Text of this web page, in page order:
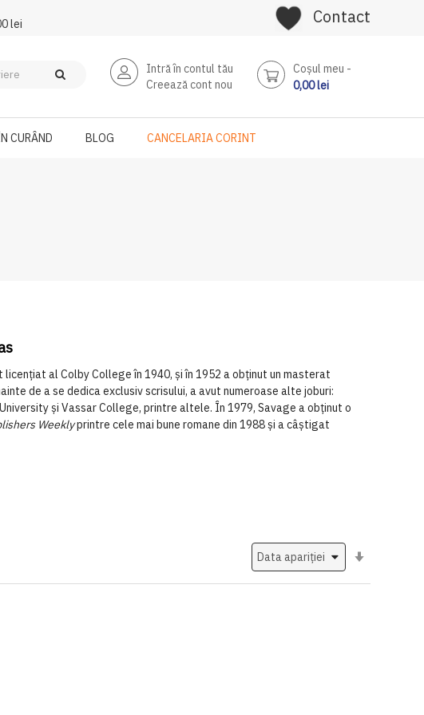
lei
Contact
Intră în contul tău
Creează cont nou
Coşul meu
0,00 lei
CURÂND BLOG CANCELARIA CORINT
al Colby College în 1940, și în 1952 a obținut un masterat
de a se dedica exclusiv scrisului, a avut numeroase alte joburi:
și Vassar College, printre altele. În 1979, Savage a obținut o
Weeklyprintre cele mai bune romane din 1988 și a câștigat